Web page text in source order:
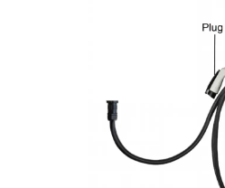
Montážní systémy